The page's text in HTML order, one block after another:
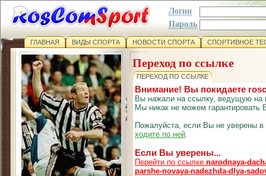
Логин
Пароль
ГЛАВНАЯ ВИДЫ СПОРТА НОВОСТИ СПОРТА СПОРТИВНОЕ
Переход по ссылке
ПЕРЕХОД ПО ССЫЛКЕ
Внимание! Вы покидаете
Вы нажали на ссылку, ведущую на
Мы никак не можем гарантировать
Пожалуйста, если Вы не уверены
ходите по ней.
Если Вы уверены...
Перейти по ссылке narodnaya-
parshe-novaya-nadezhda-dlya-